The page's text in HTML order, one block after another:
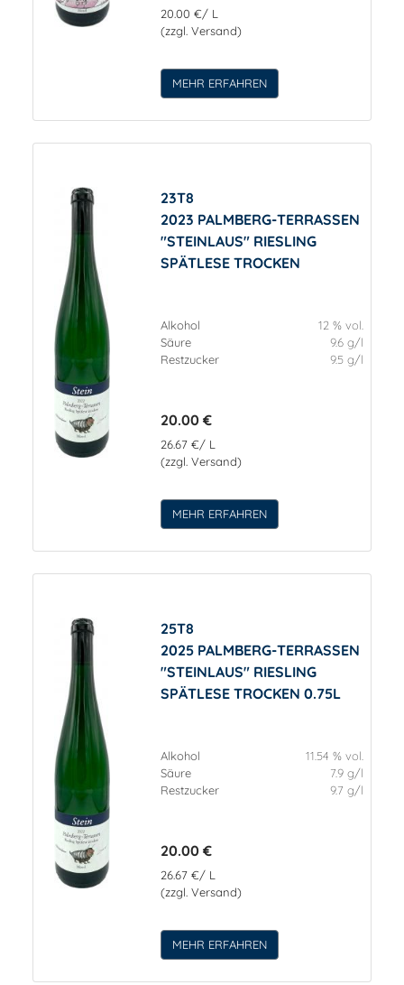
20.00 €/ L
(zzgl. Versand)
MEHR ERFAHREN
23T8
2023 PALMBERG-TERRASSEN
"STEINLAUS" RIESLING
SPÄTLESE TROCKEN
Alkohol
12 % vol.
Säure
9.6 g/l
Restzucker
9.5 g/l
20.00 €
26.67 €/ L
(zzgl. Versand)
MEHR ERFAHREN
25T8
2025 PALMBERG-TERRASSEN
"STEINLAUS" RIESLING
SPÄTLESE TROCKEN 0.75L
Alkohol
11.54 % vol.
Säure
7.9 g/l
Restzucker
9.7 g/l
20.00 €
26.67 €/ L
(zzgl. Versand)
MEHR ERFAHREN